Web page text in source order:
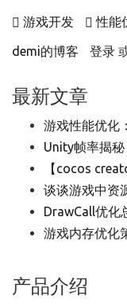
游戏开发 性能
demi的博客 登录
最新文章
游戏性能优化
Unity帧率揭
【cocos
谈谈游戏中资
DrawCall优化
游戏内存优化
产品介绍